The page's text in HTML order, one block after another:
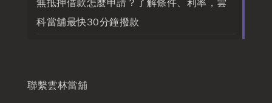
無抵押借款怎麼申請？了解條件、利率，雲
科當舖最快30分鐘撥款
聯繫雲林當舖